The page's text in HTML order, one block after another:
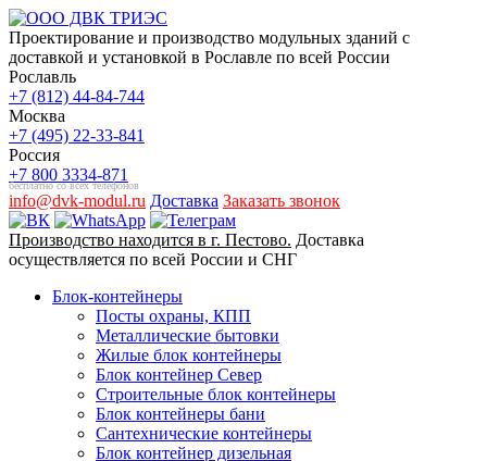
Проектирование и производство модульных зданий с
доставкой и установкой в Рославле по всей России
Рославль
+7 (812) 44-84-744
Москва
+7 (495) 22-33-841
Россия
+7 800 3334-871
бесплатно со всех телефонов
info@dvk-modul.ru Доставка Заказать звонок
Производство находится в г. Пестово. Доставка
осуществляется по всей России и СНГ
Блок-контейнеры
Посты охраны, КПП
Металлические бытовки
Жилые блок контейнеры
Блок контейнер Север
Строительные блок контейнеры
Блок контейнеры бани
Сантехнические контейнеры
Блок контейнер дизельная